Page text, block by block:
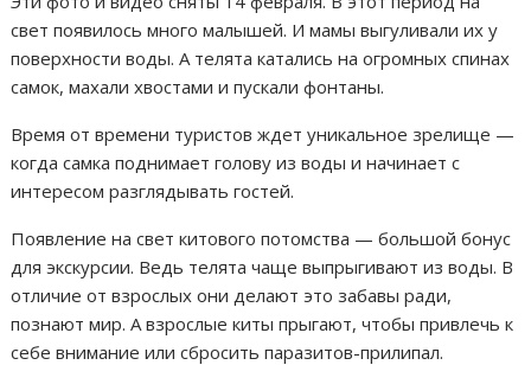
свет появилось много малышей. И мамы выгуливали их у
поверхности воды. А телята катались на огромных спинах
самок, махали хвостами и пускали фонтаны.
Время от времени туристов ждет уникальное зрелище —
когда самка поднимает голову из воды и начинает с
интересом разглядывать гостей.
Появление на свет китового потомства — большой бонус
для экскурсии. Ведь телята чаще выпрыгивают из воды. В
отличие от взрослых они делают это забавы ради,
познают мир. А взрослые киты прыгают, чтобы привлечь к
себе внимание или сбросить паразитов-прилипал.